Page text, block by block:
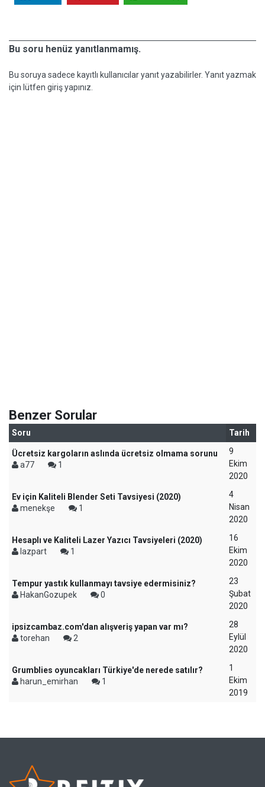
Bu soru henüz yanıtlanmamış.
Bu soruya sadece kayıtlı kullanıcılar yanıt yazabilirler. Yanıt yazmak
için lütfen giriş yapınız.
Benzer Sorular
Soru Tarih
Ücretsiz kargoların aslında ücretsiz olmama sorunu
a77
1
9
Ekim
2020
Ev için Kaliteli Blender Seti Tavsiyesi (2020)
menekşe
1
4
Nisan
2020
Hesaplı ve Kaliteli Lazer Yazıcı Tavsiyeleri (2020)
lazpart
1
16
Ekim
2020
Tempur yastık kullanmayı tavsiye edermisiniz?
HakanGozupek
0
23
Şubat
2020
ipsizcambaz.com'dan alışveriş yapan var mı?
torehan
2
28
Eylül
2020
Grumblies oyuncakları Türkiye'de nerede satılır?
harun_emirhan
1
1
Ekim
2019